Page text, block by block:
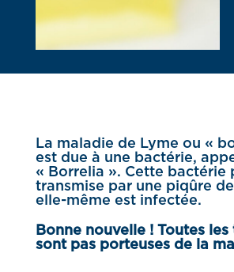
La maladie de Lyme ou «
est due à une bactérie,
« Borrelia ». Cette bactérie
transmise par une piqûre
elle-même est infectée.
Bonne nouvelle ! Toutes les
sont pas porteuses de la